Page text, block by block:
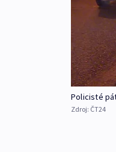
Policisté
Zdroj: ČT24